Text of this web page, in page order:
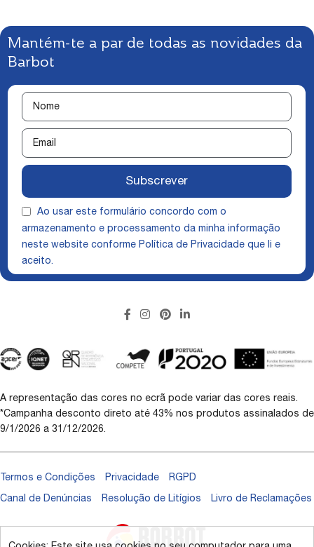
Mantém-te a par de todas as novidades da
Barbot
Ao usar este formulário concordo com o
armazenamento e processamento da minha informação
neste website conforme Política de Privacidade que li e
aceito.
Subscrever
A representação das cores no ecrã pode variar das cores reais.
*Campanha desconto direto até 43% nos produtos assinalados de
9/1/2026 a 31/12/2026.
Termos e Condições Privacidade RGPD
Canal de Denúncias Resolução de Litígios Livro de Reclamações